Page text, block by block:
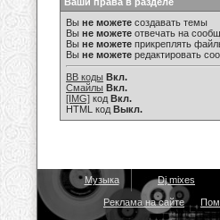
Вы не можете создавать темы
Вы не можете отвечать на
Вы не можете прикреплять
Вы не можете редактировать
BB коды Вкл.
Смайлы Вкл.
[IMG] код Вкл.
HTML код Выкл.
Музыка Dj mixes
Реклама на сайте